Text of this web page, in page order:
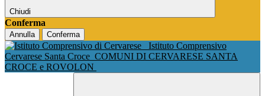
Chiudi
Conferma
Annulla Conferma
Istituto Comprensivo
Cervarese Santa Croce COMUNI DI CERVARESE SANTA
CROCE e ROVOLON